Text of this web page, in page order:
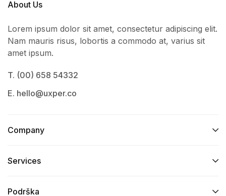
About Us
Lorem ipsum dolor sit amet, consectetur adipiscing elit.
Nam mauris risus, lobortis a commodo at, varius sit
amet ipsum.
T. (00) 658 54332
E. hello@uxper.co
Company
Services​
Podrška